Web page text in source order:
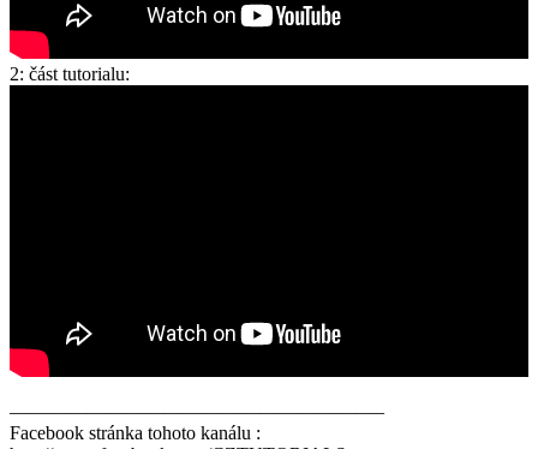
2: část tutorialu:
———————————————————–
Facebook stránka tohoto kanálu :